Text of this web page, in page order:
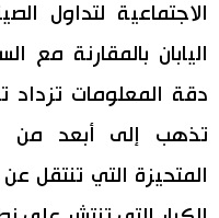
الاجتماعية لتداول
اليابان بالمقارنة مع
دقة المعلومات تزداد
تذهب إلى أبعد من
المتحيزة التي تنتقل